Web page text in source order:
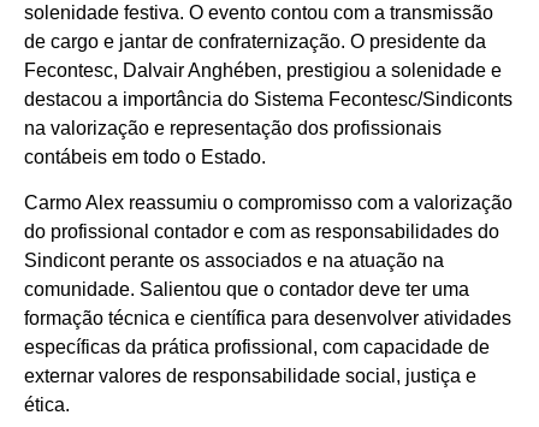
solenidade festiva. O evento contou com a transmissão
de cargo e jantar de confraternização. O presidente da
Fecontesc, Dalvair Anghében, prestigiou a solenidade e
destacou a importância do Sistema Fecontesc/Sindiconts
na valorização e representação dos profissionais
contábeis em todo o Estado.
Carmo Alex reassumiu o compromisso com a valorização
do profissional contador e com as responsabilidades do
Sindicont perante os associados e na atuação na
comunidade. Salientou que o contador deve ter uma
formação técnica e científica para desenvolver atividades
específicas da prática profissional, com capacidade de
externar valores de responsabilidade social, justiça e
ética.